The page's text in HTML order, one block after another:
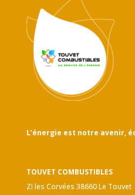
L’énergie est notre avenir,
TOUVET COMBUSTIBLES
ZI les Corvées 38660 Le Touvet